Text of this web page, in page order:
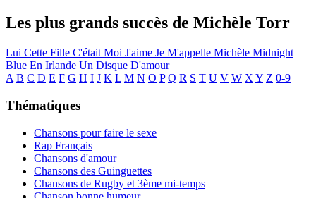
Les plus grands succès de Michèle Torr
Lui Cette Fille C'était Moi J'aime Je M'appelle Michèle Midnight
Blue En Irlande Un Disque D'amour
A B C D E F G H I J K L M N O P Q R S T U V W X Y Z 0-9
Thématiques
Chansons pour faire le sexe
Rap Français
Chansons d'amour
Chansons des Guinguettes
Chansons de Rugby et 3ème mi-temps